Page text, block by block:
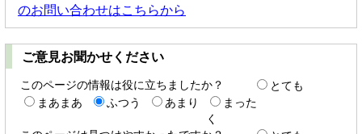
のお問い合わせはこちらから
ご意見お聞かせください
このページの情報は役に立ちましたか？
とても
まあまあ
ふつう あまり
まった
く